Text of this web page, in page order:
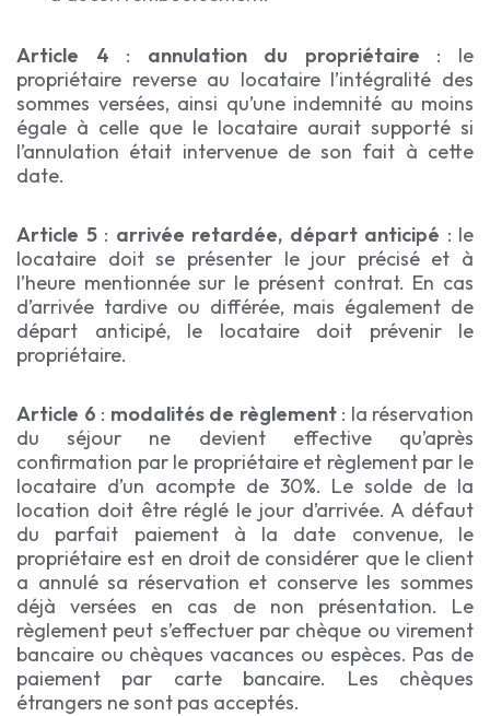
Article 4 : annulation du propriétaire : le
propriétaire reverse au locataire l’intégralité des
sommes versées, ainsi qu’une indemnité au moins
égale à celle que le locataire aurait supporté si
l’annulation était intervenue de son fait à cette
date.
Article 5: arrivée retardée, départ anticipé : le
locataire doit se présenter le jour précisé et à
l’heure mentionnée sur le présent contrat. En cas
d’arrivée tardive ou différée, mais également de
départ anticipé, le locataire doit prévenir le
propriétaire.
Article 6 : modalités de règlement: la réservation
du séjour ne devient effective qu’après
confirmation par le propriétaire et règlement par le
locataire d’un acompte de 30%. Le solde de la
location doit être réglé le jour d’arrivée. A défaut
du parfait paiement à la date convenue, le
propriétaire est en droit de considérer que le client
a annulé sa réservation et conserve les sommes
déjà versées en cas de non présentation. Le
règlement peut s’effectuer par chèque ou virement
bancaire ou chèques vacances ou espèces. Pas de
paiement par carte bancaire. Les chèques
étrangers ne sont pas acceptés.